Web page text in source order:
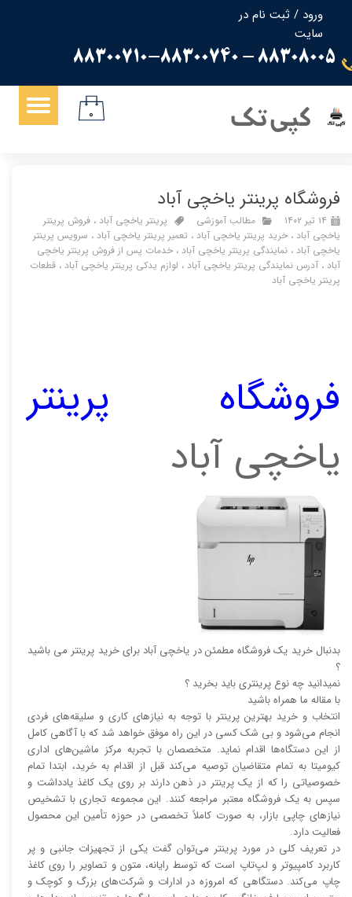
ورود / ثبت نام در
سایت
حساب کاربری من
تغییر گذر واژه
سفارشات
88308005 - 88300710-88300740
کپی تک ۰
فروشگاه پرینتر یاخچی آباد
۱۴ تیر ۱۴۰۲ مطالب آموزشی پرینتر یاخچی آباد ، فروش پرینتر
یاخچی آباد ، خرید پرینتر یاخچی آباد ، تعمیر پرینتر یاخچی آباد ، سرویس پرینتر
یاخچی آباد ، نمایندگی پرینتر یاخچی آباد ، خدمات پس از فروش پرینتر یاخچی
آباد ، آدرس نمایندگی پرینتر یاخچی آباد ، لوازم یدکی پرینتر یاخچی آباد ، قطعات
پرینتر یاخچی آباد
فروشگاه پرینتر
یاخچی آباد
بدنبال خرید یک فروشگاه مطمئن در یاخچی آباد برای خرید پرینتر می باشید
؟
نمیدانید چه نوع پرینتری باید بخرید ؟
با مقاله ما همراه باشید
انتخاب و خرید بهترین پرینتر با توجه به نیاز‌‌های کاری و سلیقه‌های فردی
انجام می‌شود و بی شک کسی در این راه موفق خواهد شد که با آگاهی کامل
از این دستگاه‌ها اقدام نماید. متخصصان با تجربه مرکز ماشین‌های اداری
کیومیتا به تمام متقاضیان توصیه می‌کند قبل از اقدام به خرید، ابتدا تمام
خصوصیاتی را که از یک پرینتر در ذهن دارند بر روی یک کاغذ یادداشت و
سپس به یک فروشگاه معتبر مراجعه کنند. این مجموعه تجاری با تشخیص
نیاز‌‌های چاپی بازار، به صورت کاملاً تخصصی در حوزه تأمین این محصول
فعالیت دارد.
در تعریف کلی در مورد پرینتر می‌توان گفت یکی از تجهیزات جانبی و پر
کاربرد کامپیوتر و لپ‌تاپ است که توسط رایانه، متون و تصاویر را روی کاغذ
چاپ می‌کند. دستگاهی که امروزه در ادارات و شرکت‌های بزرگ و کوچک و